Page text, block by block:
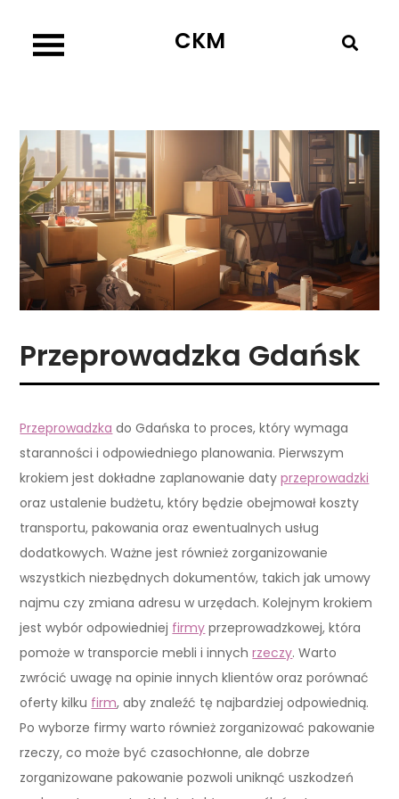
content
CKM
Przeprowadzka Gdańsk
Przeprowadzka do Gdańska to proces, który wymaga
staranności i odpowiedniego planowania. Pierwszym
krokiem jest dokładne zaplanowanie datyprzeprowadzki
oraz ustalenie budżetu, który będzie obejmował koszty
transportu, pakowania oraz ewentualnych usług
dodatkowych. Ważne jest również zorganizowanie
wszystkich niezbędnych dokumentów, takich jak umowy
najmu czy zmiana adresu w urzędach. Kolejnym krokiem
jest wybór odpowiedniej firmy przeprowadzkowej, która
pomoże w transporcie mebli i innychrzeczy. Warto
zwrócić uwagę na opinie innych klientów oraz porównać
oferty kilku firm, aby znaleźć tę najbardziej odpowiednią.
Po wyborze firmy warto również zorganizować pakowanie
rzeczy, co może być czasochłonne, ale dobrze
zorganizowane pakowanie pozwoli uniknąć uszkodzeń